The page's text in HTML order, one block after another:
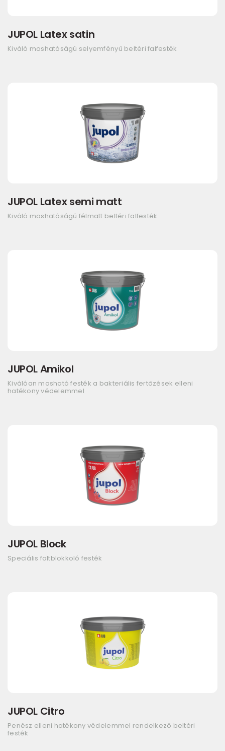
JUPOL Latex satin
Kiváló moshatóságú selyemfényű beltéri falfesték
JUPOL Latex semi matt
Kiváló moshatóságú félmatt beltéri falfesték
JUPOL Amikol
Kiválóan mosható festék a bakteriális fertőzések elleni
hatékony védelemmel
JUPOL Block
Speciális foltblokkoló festék
JUPOL Citro
Penész elleni hatékony védelemmel rendelkező beltéri
festék